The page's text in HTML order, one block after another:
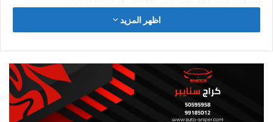
يأتي ذلك وسط أجواء سريعة التدهور حيث تزايد وحشية قوات
“المشاغبين” على حد وصفهم، خلال الأحداث الأخيرة وتضيف أنها
ستحافظ على الأمن.
اظهر المزيد